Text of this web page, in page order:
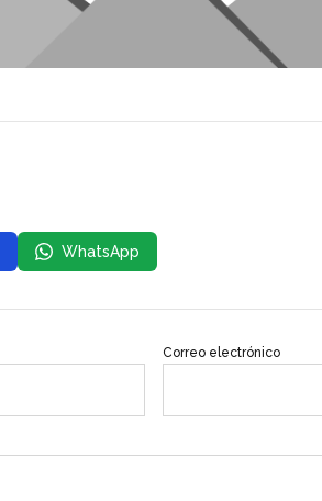
WhatsApp
Correo electrónico